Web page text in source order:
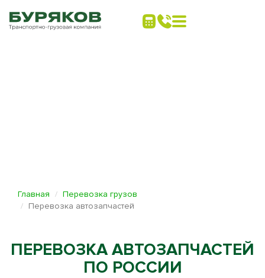
Главная
Перевозка грузов
Перевозка автозапчастей
ПЕРЕВОЗКА АВТОЗАПЧАСТЕЙ
ПО РОССИИ